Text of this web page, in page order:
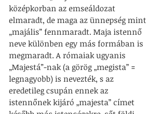
középkorban az emseáldozat
elmaradt, de maga az ünnepség mint
„majális” fennmaradt. Maja istennő
neve különben egy más formában is
megmaradt. A rómaiak ugyanis
„Majestá”-nak (a görög „megista” =
legnagyobb) is nevezték, s az
eredetileg csupán ennek az
istennőnek kijáró „majesta” címet